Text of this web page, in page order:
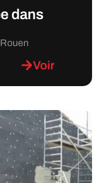
dans
Voir